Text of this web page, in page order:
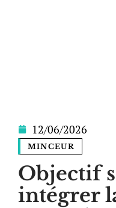
12/06/2026
MINCEUR
Objectif
intégrer